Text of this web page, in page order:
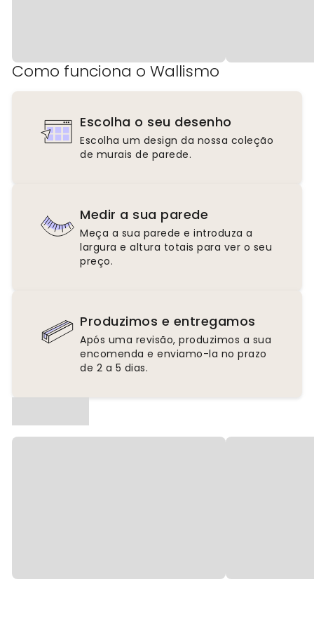
Como funciona o Wallismo
Escolha o seu desenho
Escolha um design da nossa coleção
de murais de parede.
Medir a sua parede
Meça a sua parede e introduza a
largura e altura totais para ver o seu
preço.
Produzimos e entregamos
Após uma revisão, produzimos a sua
encomenda e enviamo-la no prazo
de 2 a 5 dias.